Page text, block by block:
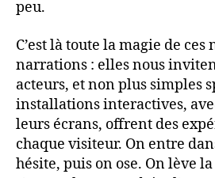
peu.
C’est là toute la magie de ces
narrations : elles nous
acteurs, et non plus simples
installations interactives,
leurs écrans, offrent des
chaque visiteur. On entre
hésite, puis on ose. On lève